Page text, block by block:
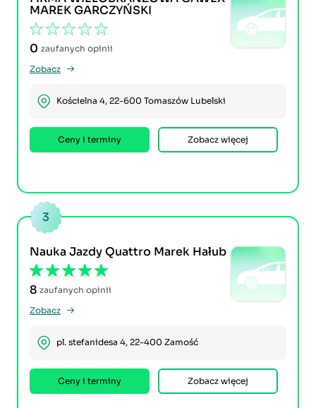
MAREK GARCZYŃSKI
0 zaufanych opinii
Zobacz
Kościelna 4, 22-600 Tomaszów Lubelski
Ceny i terminy Zobacz więcej
3
Nauka Jazdy Quattro Marek Hałub
8 zaufanych opinii
Zobacz
pl. stefanidesa 4, 22-400 Zamość
Ceny i terminy Zobacz więcej